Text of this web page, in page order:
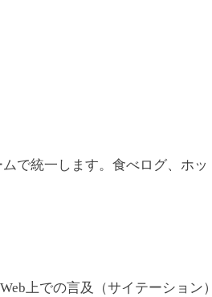
で統一します。食べログ、ホ
上での言及（サイテーショ